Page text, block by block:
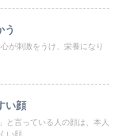
う
が刺激をうけ、栄養になり
い顔
と言っている人の顔は、本人
い顔...